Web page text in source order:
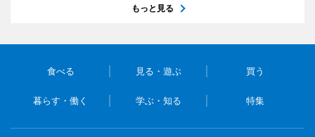
もっと見る
食べる 見る・遊ぶ 買う
暮らす・働く 学ぶ・知る 特集